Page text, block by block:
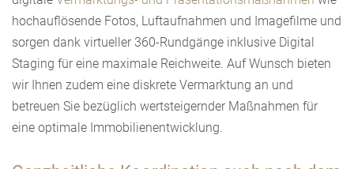
hochauflösende Fotos, Luftaufnahmen und Imagefilme und
sorgen dank virtueller 360-Rundgänge inklusive Digital
Staging für eine maximale Reichweite. Auf Wunsch bieten
wir Ihnen zudem eine diskrete Vermarktung an und
betreuen Sie bezüglich wertsteigernder Maßnahmen für
eine optimale Immobilienentwicklung.